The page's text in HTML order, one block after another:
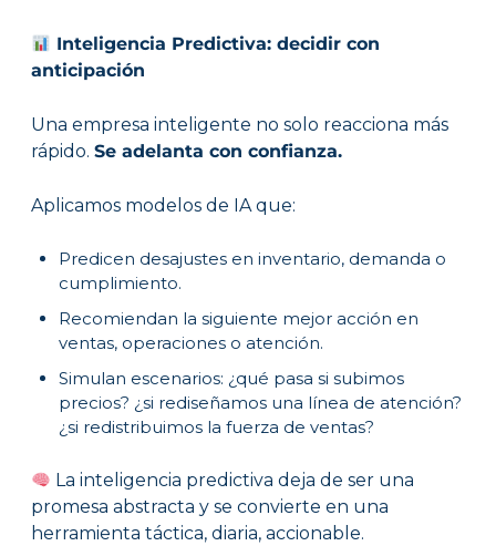
Inteligencia Predictiva: decidir con
anticipación
Una empresa inteligente no solo reacciona más
rápido. Se adelanta con confianza.
Aplicamos modelos de IA que:
Predicen desajustes en inventario, demanda o
cumplimiento.
Recomiendan la siguiente mejor acción en
ventas, operaciones o atención.
Simulan escenarios: ¿qué pasa si subimos
precios? ¿si rediseñamos una línea de atención?
¿si redistribuimos la fuerza de ventas?
La inteligencia predictiva deja de ser una
promesa abstracta y se convierte en una
herramienta táctica, diaria, accionable.